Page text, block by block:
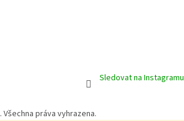
Sledovat na Instagramu
. Všechna práva vyhrazena.